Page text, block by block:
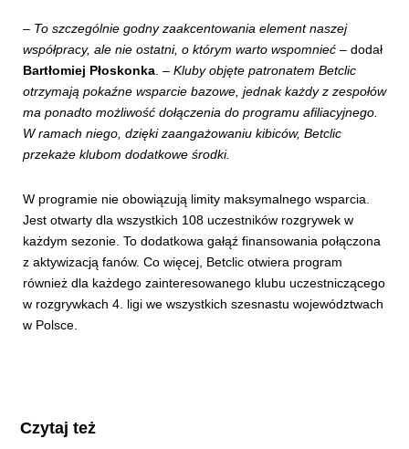
– To szczególnie godny zaakcentowania element naszej
współpracy, ale nie ostatni, o którym warto wspomnieć – dodał
Bartłomiej Płoskonka . – Kluby objęte patronatem Betclic
otrzymają pokaźne wsparcie bazowe, jednak każdy z zespołów
ma ponadto możliwość dołączenia do programu afiliacyjnego.
W ramach niego, dzięki zaangażowaniu kibiców, Betclic
przekaże klubom dodatkowe środki.
W programie nie obowiązują limity maksymalnego wsparcia.
Jest otwarty dla wszystkich 108 uczestników rozgrywek w
każdym sezonie. To dodatkowa gałąź finansowania połączona
z aktywizacją fanów. Co więcej, Betclic otwiera program
również dla każdego zainteresowanego klubu uczestniczącego
w rozgrywkach 4. ligi we wszystkich szesnastu województwach
w Polsce.
Czytaj też